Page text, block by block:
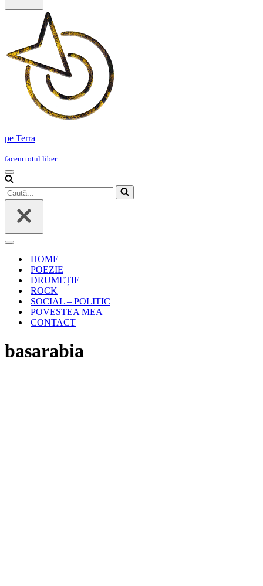
pe Terra
facem totul liber
Meniu
de
navigare
Caută...
Meniu
navigareHOME
POEZIE
DRUMEȚIE
ROCK
SOCIAL – POLITIC
POVESTEA MEA
CONTACT
basarabia